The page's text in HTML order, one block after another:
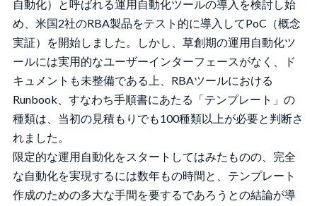
自動化）と呼ばれる運用自動化ツールの導入を検討し始
め、米国2社のRBA製品をテスト的に導入してPoC（概念
実証）を開始しました。しかし、草創期の運用自動化ツ
ールには実用的なユーザーインターフェースがなく、ド
キュメントも未整備である上、RBAツールにおける
Runbook、すなわち手順書にあたる「テンプレート」の
種類は、当初の見積もりでも100種類以上が必要と判断さ
れました。
限定的な運用自動化をスタートしてはみたものの、完全
な自動化を実現するには数年もの時間と、テンプレート
作成のための多大な手間を要するであろうとの結論が導